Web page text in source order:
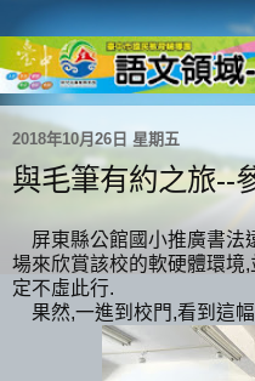
2018年10月26日 星期五
與毛筆有約之旅--
屏東縣公館國小推廣書法
場來欣賞該校的軟硬體環境
定不虛此行.
果然,一進到校門,看到這